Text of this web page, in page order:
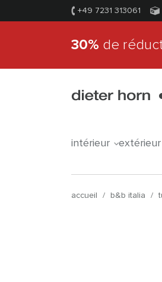
+49 7231 313061
30% de
intérieur extérieur
accueil / b&b italia /